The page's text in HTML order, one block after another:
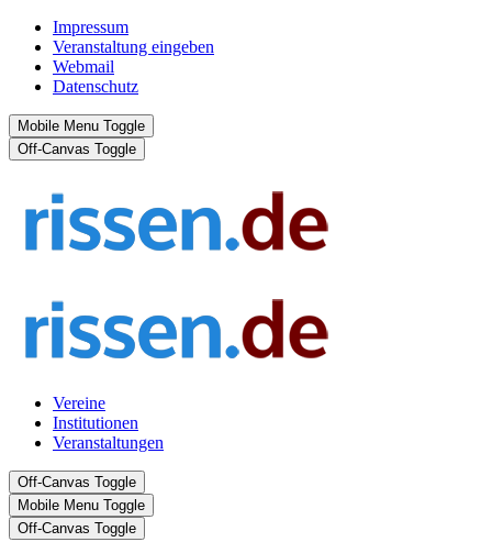
Impressum
Veranstaltung eingeben
Webmail
Datenschutz
Mobile Menu Toggle
Off-Canvas Toggle
Vereine
Institutionen
Veranstaltungen
Off-Canvas Toggle
Mobile Menu Toggle
Off-Canvas Toggle